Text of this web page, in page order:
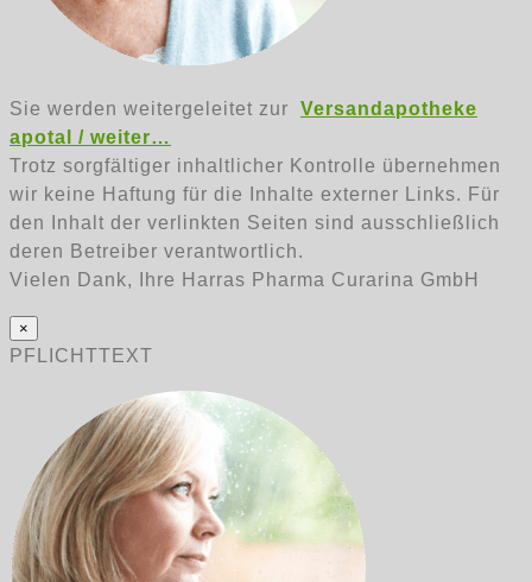
Sie werden weitergeleitet zur Versandapotheke
apotal / weiter…
Trotz sorgfältiger inhaltlicher Kontrolle übernehmen
wir keine Haftung für die Inhalte externer Links. Für
den Inhalt der verlinkten Seiten sind ausschließlich
deren Betreiber verantwortlich.
Vielen Dank, Ihre Harras Pharma Curarina GmbH
×
PFLICHTTEXT